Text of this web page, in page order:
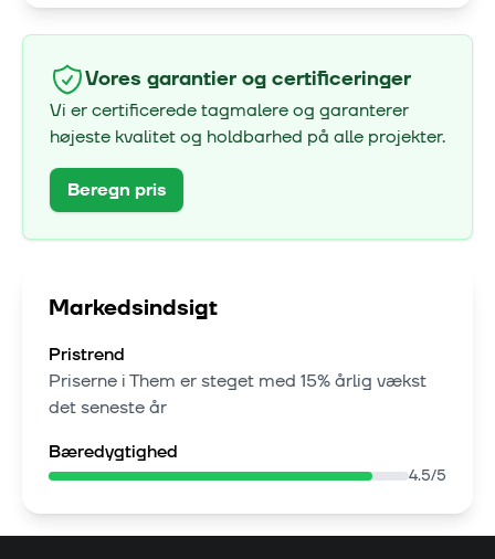
Vores garantier og certificeringer
Vi er certificerede tagmalere og garanterer
højeste kvalitet og holdbarhed på alle projekter.
Beregn pris
Markedsindsigt
Pristrend
Priserne iThem er steget med 15% årlig vækst
det seneste år
Bæredygtighed
4.5/5